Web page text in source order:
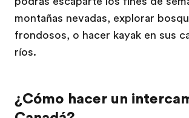
montañas nevadas, explorar
frondosos, o hacer kayak en sus
ríos.
¿Cómo hacer un